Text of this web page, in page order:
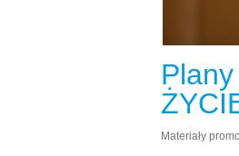
Materiały